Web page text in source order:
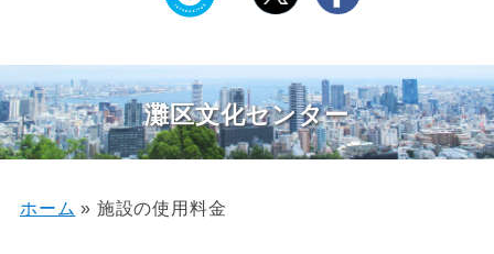
灘区文化センター
ホーム » 施設の使用料金